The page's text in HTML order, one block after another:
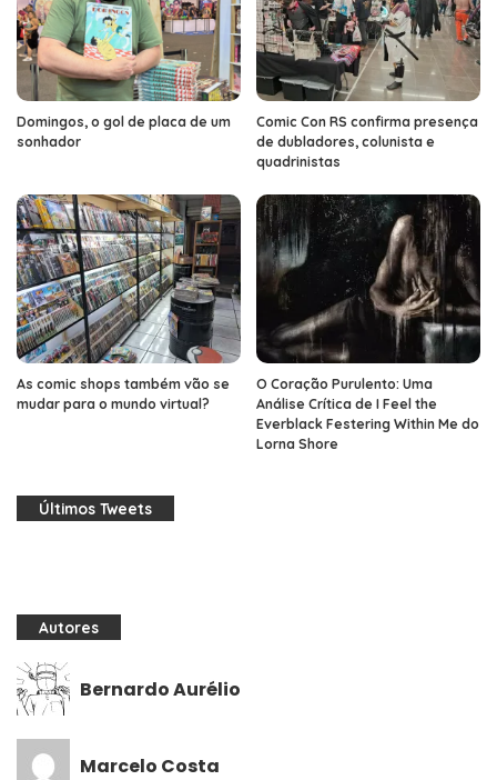
Domingos, o gol de placa de um
sonhador
Comic Con RS confirma presença
de dubladores, colunista e
quadrinistas
As comic shops também vão se
mudar para o mundo virtual?
O Coração Purulento: Uma
Análise Crítica de I Feel the
Everblack Festering Within Me do
Lorna Shore
Últimos Tweets
Autores
Bernardo Aurélio
Marcelo Costa